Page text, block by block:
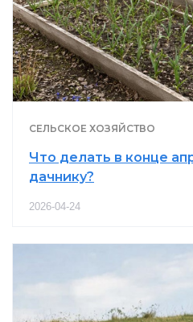
СЕЛЬСКОЕ ХОЗЯЙСТВО
Что делать в конце
дачнику?
2026-04-24